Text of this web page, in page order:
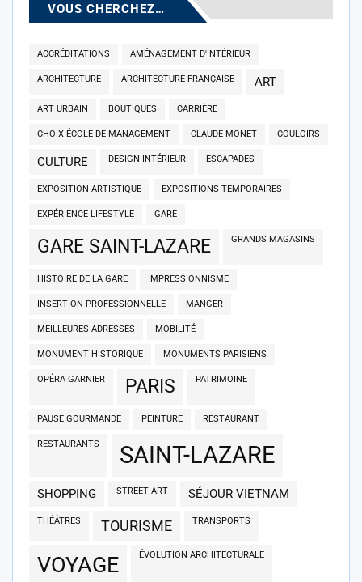
VOUS CHERCHEZ…
ACCRÉDITATIONS AMÉNAGEMENT D'INTÉRIEUR
ARCHITECTURE ARCHITECTURE FRANÇAISE ART
ART URBAIN BOUTIQUES CARRIÈRE
CHOIX ÉCOLE DE MANAGEMENT CLAUDE MONET COULOIRS
CULTURE DESIGN INTÉRIEUR ESCAPADES
EXPOSITION ARTISTIQUE EXPOSITIONS TEMPORAIRES
EXPÉRIENCE LIFESTYLE GARE
GARE SAINT-LAZARE GRANDS MAGASINS
HISTOIRE DE LA GARE IMPRESSIONNISME
INSERTION PROFESSIONNELLE MANGER
MEILLEURES ADRESSES MOBILITÉ
MONUMENT HISTORIQUE MONUMENTS PARISIENS
OPÉRA GARNIER PARIS PATRIMOINE
PAUSE GOURMANDE PEINTURE RESTAURANT
RESTAURANTS SAINT-LAZARE
SHOPPING STREET ART SÉJOUR VIETNAM
THÉÂTRES TOURISME TRANSPORTS
VOYAGE ÉVOLUTION ARCHITECTURALE